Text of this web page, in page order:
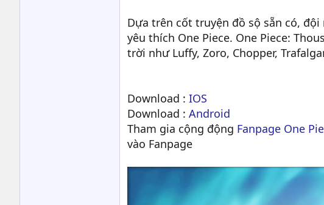
Dựa trên cốt truyện đồ sộ sẵn có,
yêu thích One Piece. One Piece:
trời như Luffy, Zoro, Chopper,
Download : IOS
Download : Android
Tham gia cộng động Fanpage One
vào Fanpage